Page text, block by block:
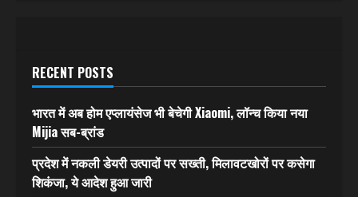
RECENT POSTS
भारत में अब होम एप्लायंसेज भी बेचेगी Xiaomi, लॉन्च किया नया
Mijia सब-ब्रांड
प्रदेश में नकली डेयरी उत्पादों पर सख्ती, मिलावटखोरों पर कसेगा
शिकंजा, ये आदेश हुआ जारी